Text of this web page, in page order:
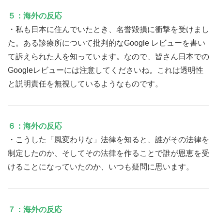
５：海外の反応
・私も日本に住んでいたとき、名誉毀損に衝撃を受けまし
た。ある診療所について批判的なGoogle レビューを書い
て訴えられた人を知っています。なので、皆さん日本での
Googleレビューには注意してくださいね。これは透明性
と説明責任を無視しているようなものです。
６：海外の反応
・こうした「風変わりな」法律を知ると、誰がその法律を
制定したのか、そしてその法律を作ることで誰が恩恵を受
けることになっていたのか、いつも疑問に思います。
７：海外の反応